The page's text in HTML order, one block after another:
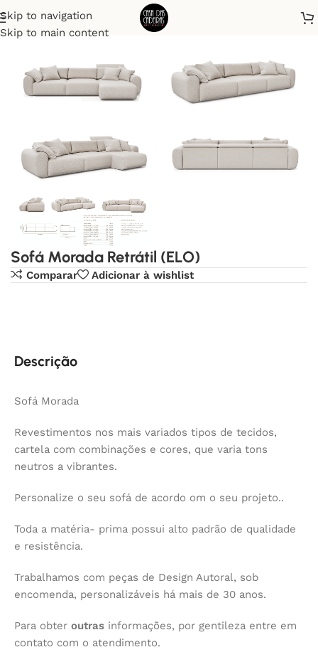
Skip to navigation
Skip to main content
Início Sofá
Sofá Morada Retrátil (ELO)
Comparar Adicionar à wishlist
Descrição
Sofá Morada
Revestimentos nos mais variados tipos de tecidos,
cartela com combinações e cores, que varia tons
neutros a vibrantes.
Personalize o seu sofá de acordo om o seu projeto..
Toda a matéria- prima possui alto padrão de qualidade
e resistência.
Trabalhamos com peças de Design Autoral, sob
encomenda, personalizáveis há mais de 30 anos.
Para obter outras informações, por gentileza entre em
contato com o atendimento.